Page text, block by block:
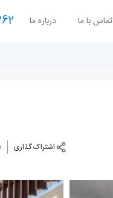
تماس با ما درباره ما
اشتراک گذاری